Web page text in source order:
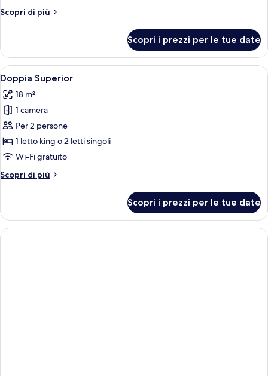
Scopri di più
Altri
Deluxe
Scopri i prezzi per le tue date
Apri
tutte
le
foto
per
Doppia
Superior
Una camera da letto con un letto,
13
Doppia Superior
18 m²
1 camera
Per 2 persone
1 letto king o 2 letti singoli
Wi-Fi gratuito
Scopri di più
Altri
Superior
Scopri i prezzi per le tue date